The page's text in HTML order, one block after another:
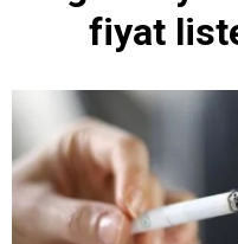
fiyat